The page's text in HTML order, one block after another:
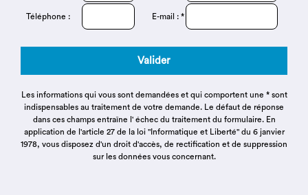
Téléphone : E-mail : *
Valider
Les informations qui vous sont demandées et qui comportent une * sont
indispensables au traitement de votre demande. Le défaut de réponse
dans ces champs entraîne l' échec du traitement du formulaire. En
application de l'article 27 de la loi "Informatique et Liberté" du 6 janvier
1978, vous disposez d'un droit d'accès, de rectification et de suppression
sur les données vous concernant.